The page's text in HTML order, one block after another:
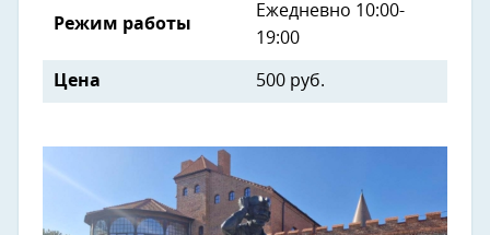
Режим работы
Ежедневно 10:00-
19:00
Цена 500 руб.